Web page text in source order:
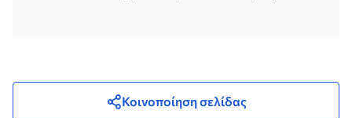
Κοινοποίηση σελίδας